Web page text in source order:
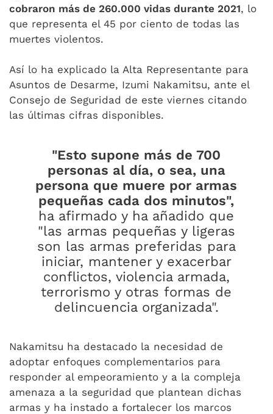
cobraron más de 260.000 vidas durante 2021, lo
que representa el 45 por ciento de todas las
muertes violentos.
Así lo ha explicado la Alta Representante para
Asuntos de Desarme, Izumi Nakamitsu, ante el
Consejo de Seguridad de este viernes citando
las últimas cifras disponibles.
"Esto supone más de 700
personas al día, o sea, una
persona que muere por armas
pequeñas cada dos minutos",
ha afirmado y ha añadido que
"las armas pequeñas y ligeras
son las armas preferidas para
iniciar, mantener y exacerbar
conflictos, violencia armada,
terrorismo y otras formas de
delincuencia organizada".
Nakamitsu ha destacado la necesidad de
adoptar enfoques complementarios para
responder al empeoramiento y a la compleja
amenaza a la seguridad que plantean dichas
armas y ha instado a fortalecer los marcos